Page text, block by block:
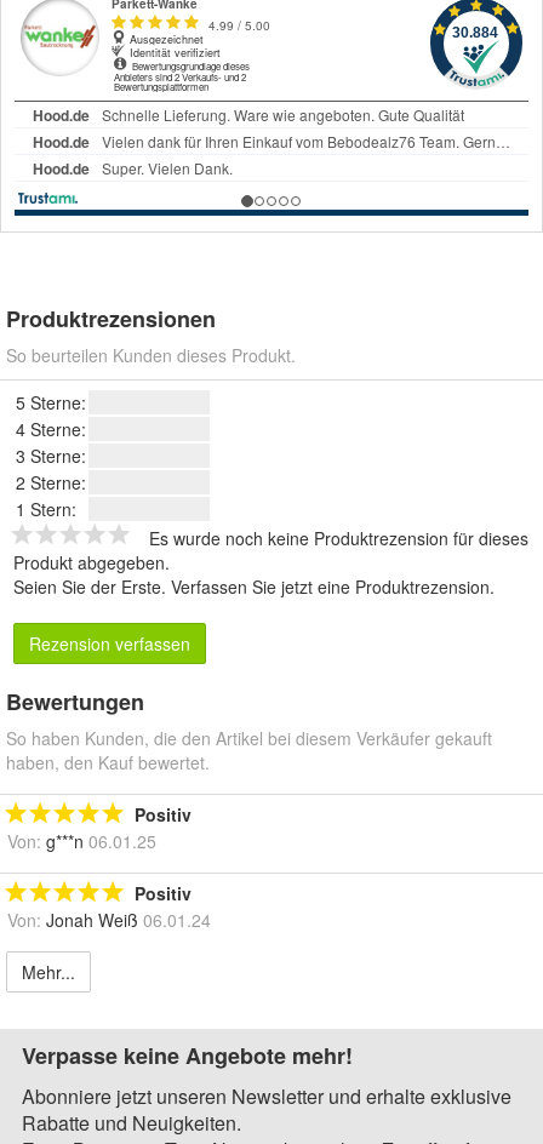
Produktrezensionen
So beurteilen Kunden dieses Produkt.
5 Sterne:
4 Sterne:
3 Sterne:
2 Sterne:
1 Stern:
Es wurde noch keine Produktrezension für dieses
Produkt abgegeben.
Seien Sie der Erste. Verfassen Sie jetzt eine Produktrezension.
Rezension verfassen
Bewertungen
So haben Kunden, die den Artikel bei diesem Verkäufer gekauft
haben, den Kauf bewertet.
Positiv
Von: g***n 06.01.25
Positiv
Von: Jonah Weiß 06.01.24
Mehr...
Verpasse keine Angebote mehr!
Abonniere jetzt unseren Newsletter und erhalte exklusive
Rabatte und Neuigkeiten.